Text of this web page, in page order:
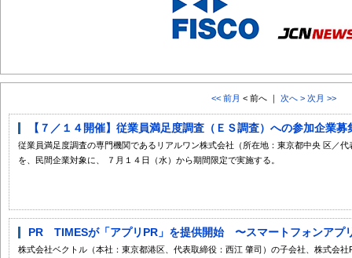
<< 前月 < 前へ ｜ 次へ > 次月 >>
【７／１４開催】従業員満足度調査（ＥＳ調査）への参加企業募
従業員満足度調査の専門機関であるリアルワン株式会社（所在地：東京都中央 区／
を、民間企業対象に、 ７月１４日（水）から期間限定で実施する。
PR TIMESが「アプリPR」を提供開始 〜スマートフォンアプ
株式会社ベクトル（本社：東京都港区、代表取締役：西江 肇司）の子会社、株式会